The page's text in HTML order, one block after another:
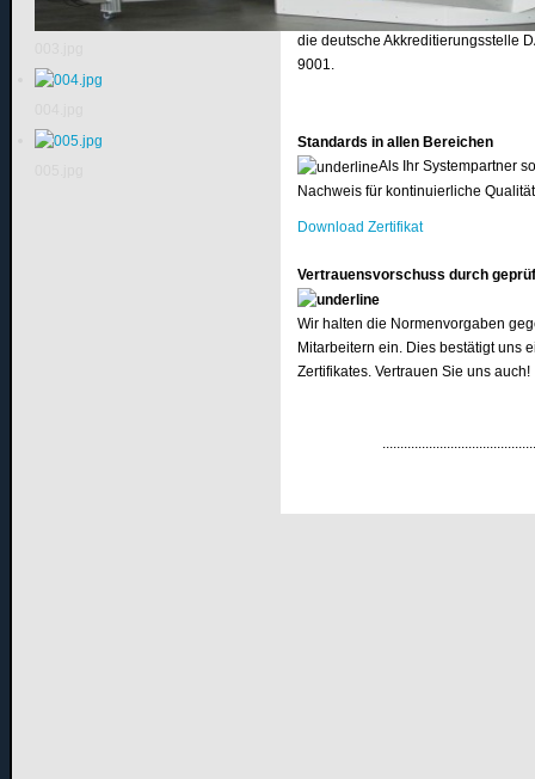
uns nach den Kundenwünschen
die deutsche Akkreditierungsstelle
9001.
Standards in allen Bereichen
Als Ihr Systempartner
Nachweis für kontinuierliche
Download Zertifikat
Vertrauensvorschuss durch
Wir halten die Normenvorgaben
Mitarbeitern ein. Dies bestätigt uns
Zertifikates. Vertrauen Sie uns auch!